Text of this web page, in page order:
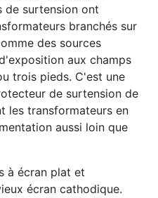
de surtension ont
branchés sur
des sources
aux champs
trois pieds. C'est une
de surtension de
les transformateurs en
aussi loin que
à écran plat et
écran cathodique.